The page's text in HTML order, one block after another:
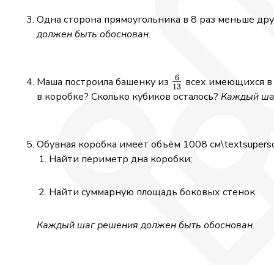
\left(
\frac{3}
{8}
\right)
Одна сторона прямоугольника в 8 раз меньше
должен быть обоснован.
Маша построила башенку из \frac{6}
{13}
13
6
всех имеющихся
в коробке? Сколько кубиков осталось? Каждый
Обувная коробка имеет объём 1008
Найти периметр дна коробки;
Найти суммарную площадь боковых стенок.
Каждый шаг решения должен быть обоснован.